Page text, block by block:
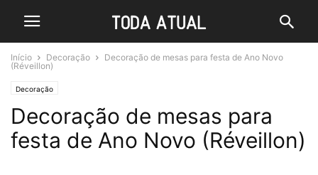
Início Decoração
Decoração de mesas para festa de Ano Novo
(Réveillon)
Decoração
Decoração de mesas para
festa de Ano Novo (Réveillon)